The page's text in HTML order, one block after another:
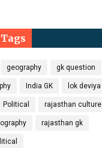
geography gk question
India GK lok deviya
Political rajasthan culture
rajasthan gk